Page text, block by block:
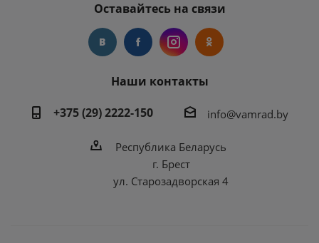
Оставайтесь на связи
Наши контакты
+375 (29) 2222-150
info@vamrad.by
Республика Беларусь
г. Брест
ул. Старозадворская 4